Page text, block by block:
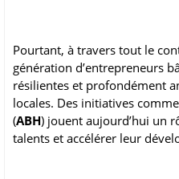
Pourtant, à travers tout le
génération d’entrepreneurs
résilientes et profondément
locales. Des initiatives comme
(ABH) jouent aujourd’hui un
talents et accélérer leur